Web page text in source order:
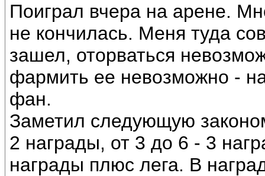
Поиграл вчера на арене.
не кончилась. Меня туда
зашел, оторваться
фармить ее невозможно -
фан.
Заметил следующую
2 награды, от 3 до 6 - 3
награды плюс лега. В